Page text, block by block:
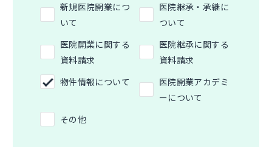
新規医院開業につ
いて
医院継承・承継に
ついて
医院開業に関する
資料請求
医院継承に関する
資料請求
物件情報について
医院開業アカデミ
ーについて
その他